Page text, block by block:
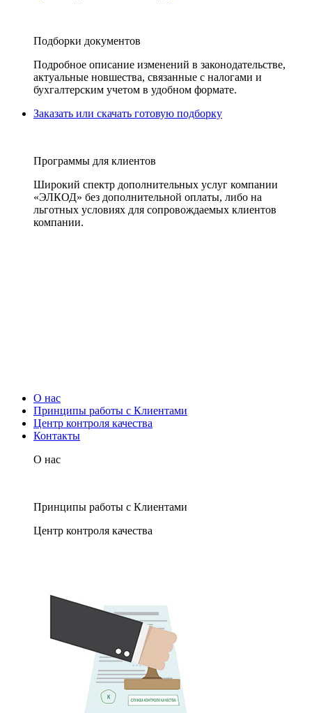
Подборки документов
Подробное описание изменений в законодательстве,
актуальные новшества, связанные с налогами и
бухгалтерским учетом в удобном формате.
Заказать или скачать готовую подборку
Программы для клиентов
Широкий спектр дополнительных услуг компании
«ЭЛКОД» без дополнительной оплаты, либо на
льготных условиях для сопровождаемых клиентов
компании.
О нас
Принципы работы с Клиентами
Центр контроля качества
Контакты
О нас
Принципы работы с Клиентами
Центр контроля качества